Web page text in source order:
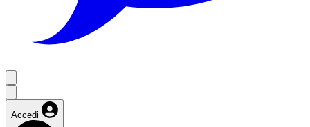
Accedi